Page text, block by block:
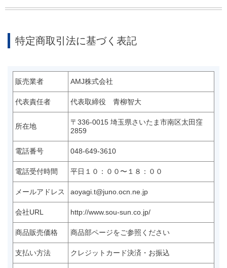
特定商取引法に基づく表記
販売業者 AMJ株式会社
代表責任者 代表取締役 青柳智大
所在地
〒336-0015 埼玉県さいたま市南区太田窪
2859
電話番号 048-649-3610
電話受付時間 平日１０：００〜１８：００
メールアドレス aoyagi.t@juno.ocn.ne.jp
会社URL http://www.sou-sun.co.jp/
商品販売価格 商品部ページをご参照ください
支払い方法 クレジットカード決済・お振込